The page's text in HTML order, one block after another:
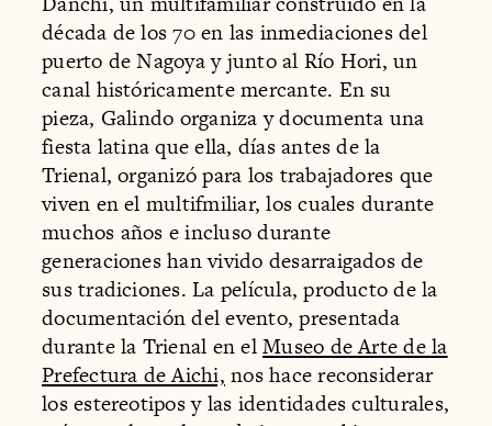
década de los 70 en las inmediaciones del
puerto de Nagoya y junto al Río Hori, un
canal históricamente mercante. En su
pieza, Galindo organiza y documenta una
fiesta latina que ella, días antes de la
Trienal, organizó para los trabajadores que
viven en el multifmiliar, los cuales durante
muchos años e incluso durante
generaciones han vivido desarraigados de
sus tradiciones. La película, producto de la
documentación del evento, presentada
durante la Trienal en elMuseo de Arte de la
Prefectura de Aichi, nos hace reconsiderar
los estereotipos y las identidades culturales,